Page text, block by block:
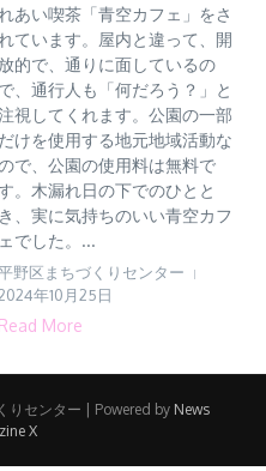
れあい喫茶「青空カフェ」をさ
れています。屋内と違って、開
放的で、通りに面しているの
で、通行人も「何だろう？」と
視してくれます。公園の一部
だけを使用する地元地域活動な
で、公園の使用料は無料で
。木漏れ日の下でのひとと
き、実に気持ちのいい青空カフ
ェでした。...
野区まちづくりセンター
年10月25日
Read More
りセンター | Powered by News
X